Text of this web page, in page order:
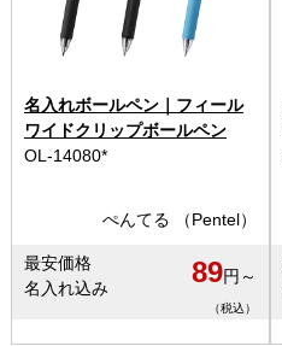
名入れボールペン｜フィール
ワイドクリップボールペン
OL-14080*
ぺんてる （Pentel）
最安価格
名入れ込み
89円～
（税込）